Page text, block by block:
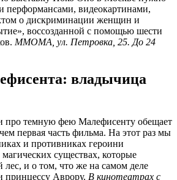
перформансами, видеокартинами,
о дискриминации женщин и
воссозданной с помощью шести
ММОМА, ул. Петровка, 25. До 24
владычица
про темную фею Малефисенту обещает
первая часть фильма. На этот раз мы
и противниках героини
существах, которые
и о том, что же на самом деле
принцессу Аврору. В кинотеатрах с